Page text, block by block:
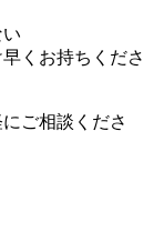
くお持ちくださ
ご相談くださ